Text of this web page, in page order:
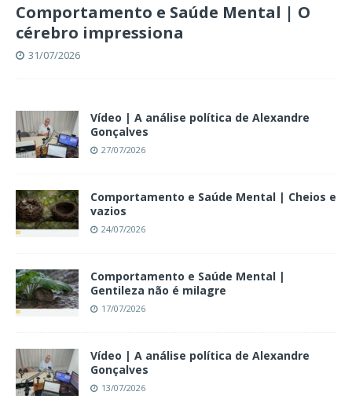
Comportamento e Saúde Mental | O
cérebro impressiona
31/07/2026
Vídeo | A análise política de Alexandre
Gonçalves
27/07/2026
Comportamento e Saúde Mental | Cheios e
vazios
24/07/2026
Comportamento e Saúde Mental |
Gentileza não é milagre
17/07/2026
Vídeo | A análise política de Alexandre
Gonçalves
13/07/2026